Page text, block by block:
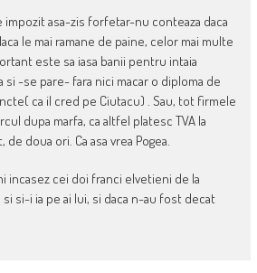
asa-zis forfetar-nu conteaza daca
le mai ramane de paine, celor mai multe
este sa iasa banii pentru intaia
-se pare- fara nici macar o diploma de
ca il cred pe Ciutacu) . Sau, tot firmele
dupa marfa, ca altfel platesc TVA la
doua ori. Ca asa vrea Pogea.
incasez cei doi franci elvetieni de la
si si-i ia pe ai lui, si daca n-au fost decat